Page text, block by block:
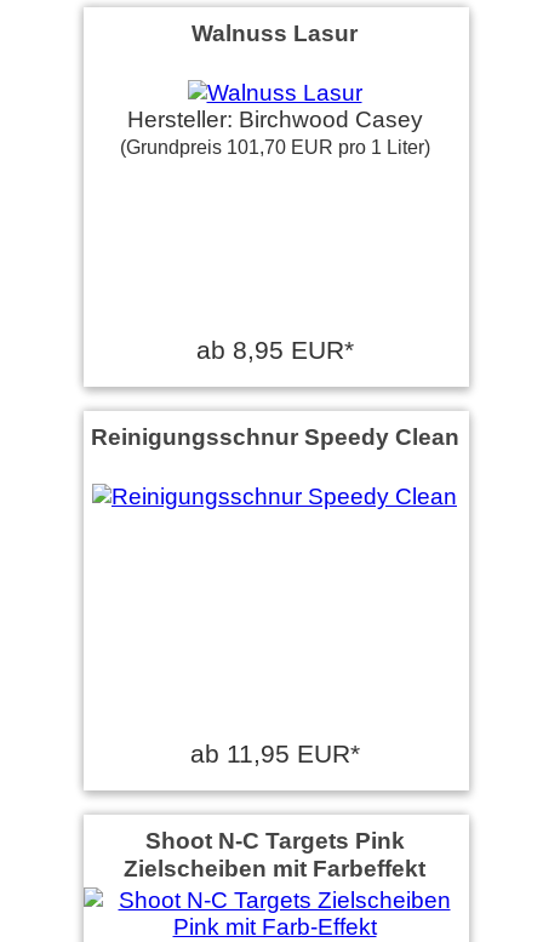
Walnuss Lasur
Hersteller: Birchwood Casey
(Grundpreis 101,70 EUR pro 1 Liter)
ab 8,95 EUR*
Reinigungsschnur Speedy Clean
ab 11,95 EUR*
Shoot N-C Targets Pink
Zielscheiben mit Farbeffekt